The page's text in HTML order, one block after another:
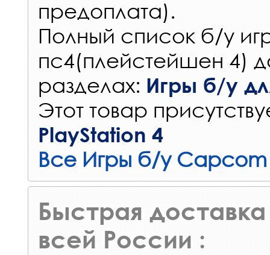
предоплата).
Полный список б/у
пс4(плейстейшен 4)
разделах: Игры б/у
Этот товар
PlayStation 4
Все Игры б/у Capcom
Быстрая доставка
всей России :